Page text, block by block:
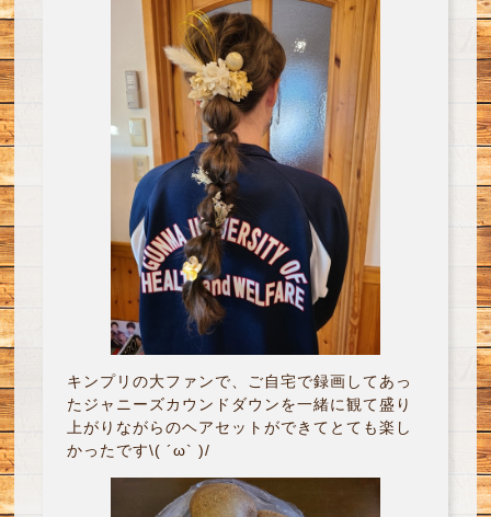
キンプリの大ファンで、ご自宅で録画してあっ
たジャニーズカウンドダウンを一緒に観て盛り
上がりながらのヘアセットができてとても楽し
かったです\( ´ω` )/